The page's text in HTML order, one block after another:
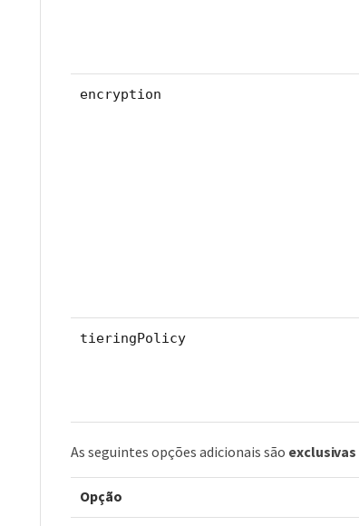
encryption
tieringPolicy
As seguintes opções adicionais são exclusivas
Opção